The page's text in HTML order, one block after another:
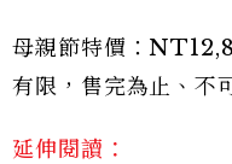
母親節特價：
有限，售完為止、不
延伸閱讀：